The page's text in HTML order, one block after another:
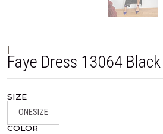
|
Faye Dress 13064 Black
SIZE
ONESIZE
COLOR